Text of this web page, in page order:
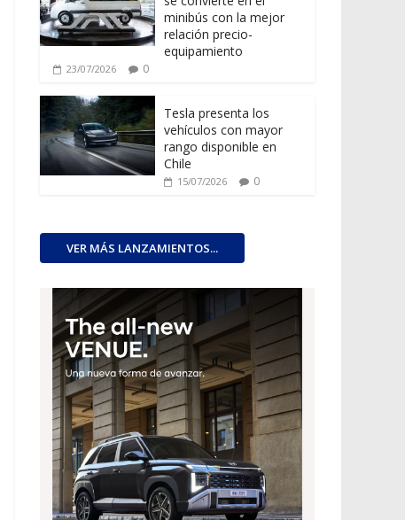
minibús con la mejor
relación precio-
equipamiento
23/07/2026 0
Tesla presenta los
vehículos con mayor
rango disponible en
Chile
15/07/2026 0
VER MÁS LANZAMIENTOS...